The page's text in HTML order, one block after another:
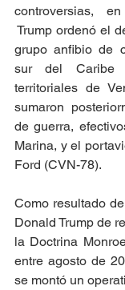
controversias,
Trump ordenó el
grupo anfibio de
sur del Caribe
territoriales de
sumaron
de guerra,
Marina, y el
Ford (CVN-78).
Como resultado
Donald Trump de
la Doctrina
entre agosto de
se montó un